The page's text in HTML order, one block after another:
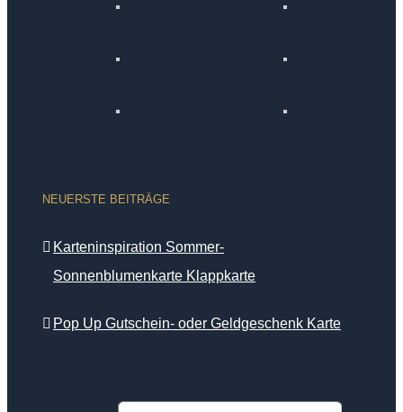
NEUERSTE BEITRÄGE
Karteninspiration Sommer-
Sonnenblumenkarte Klappkarte
Pop Up Gutschein- oder Geldgeschenk Karte